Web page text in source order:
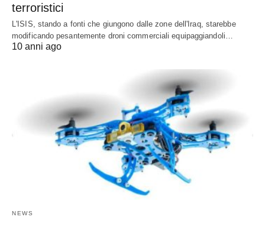
terroristici
L'ISIS, stando a fonti che giungono dalle zone dell'Iraq, starebbe
modificando pesantemente droni commerciali equipaggiandoli…
10 anni ago
NEWS